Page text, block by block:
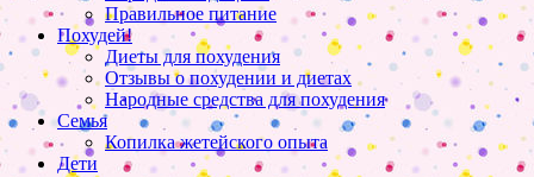
Правильное питание
Похудей!
Диеты для похудения
Отзывы о похудении и диетах
Народные средства для похудения
Семья
Копилка жетейского опыта
Дети